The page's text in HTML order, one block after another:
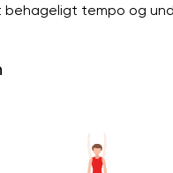
tempo og